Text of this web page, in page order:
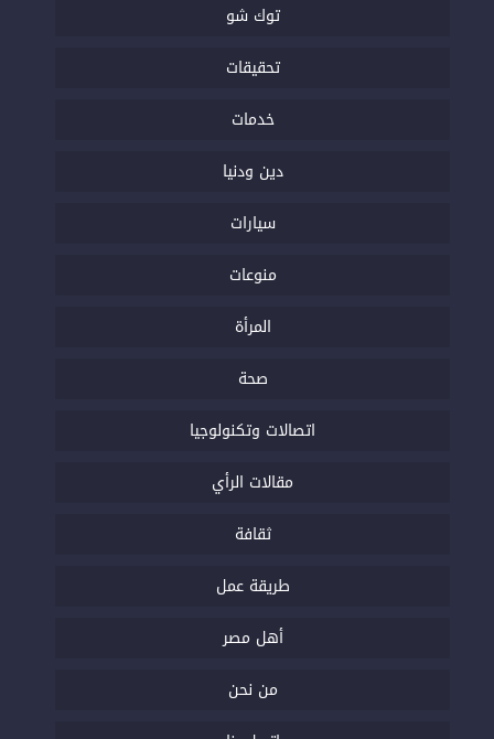
توك شو
تحقيقات
خدمات
دين ودنيا
سيارات
منوعات
المرأة
صحة
اتصالات وتكنولوجيا
مقالات الرأي
ثقافة
طريقة عمل
أهل مصر
من نحن